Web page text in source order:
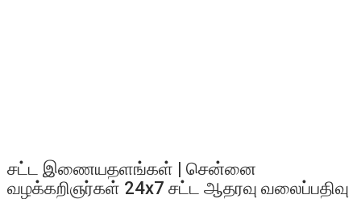
சட்ட இணையதளங்கள் | சென்னை
வழக்கறிஞர்கள் 24x7 சட்ட ஆதரவு வலைப்பதிவு